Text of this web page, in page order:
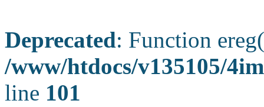
Deprecated: Function
/www/htdocs/v135105/
line 101